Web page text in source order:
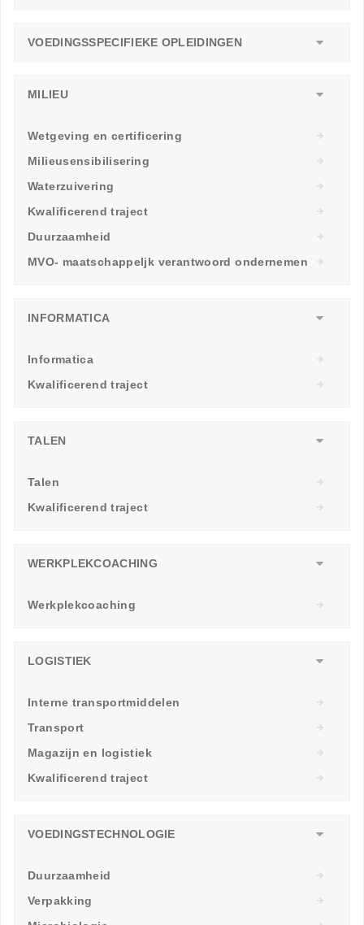
VOEDINGSSPECIFIEKE OPLEIDINGEN
MILIEU
Wetgeving en certificering
Milieusensibilisering
Waterzuivering
Kwalificerend traject
Duurzaamheid
MVO- maatschappeljk verantwoord ondernemen
INFORMATICA
Informatica
Kwalificerend traject
TALEN
Talen
Kwalificerend traject
WERKPLEKCOACHING
Werkplekcoaching
LOGISTIEK
Interne transportmiddelen
Transport
Magazijn en logistiek
Kwalificerend traject
VOEDINGSTECHNOLOGIE
Duurzaamheid
Verpakking